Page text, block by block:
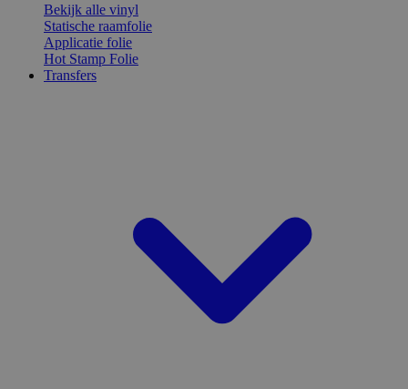
Bekijk alle vinyl
Statische raamfolie
Applicatie folie
Hot Stamp Folie
Transfers